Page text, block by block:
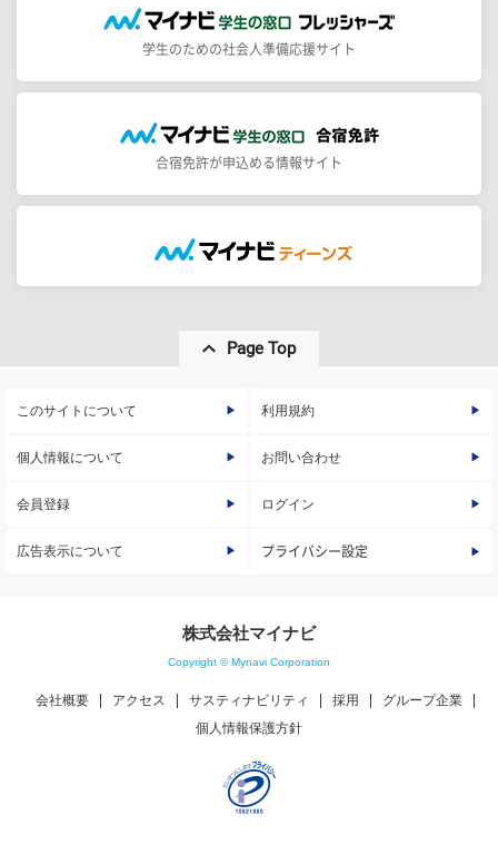
学生のための社会人準備応援サイト
合宿免許が申込める情報サイト
Page Top
このサイトについて 利用規約
個人情報について お問い合わせ
会員登録 ログイン
広告表示について プライバシー設定
株式会社マイナビ
Copyright © Mynavi Corporation
会社概要 アクセス サスティナビリティ 採用
グループ企業
個人情報保護方針